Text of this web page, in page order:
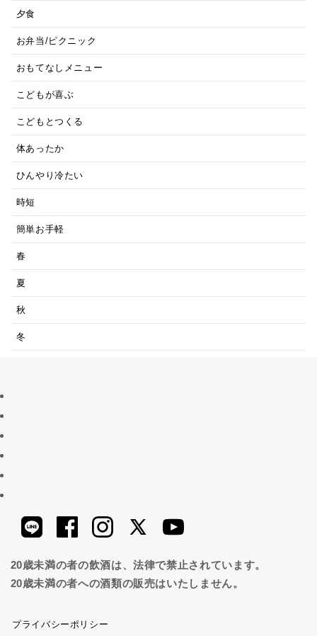
夕食
お弁当/ピクニック
おもてなしメニュー
こどもが喜ぶ
こどもとつくる
体あったか
ひんやり冷たい
時短
簡単お手軽
春
夏
秋
冬
20歳未満の者の飲酒は、法律で禁止されています。
20歳未満の者への酒類の販売はいたしません。
プライバシーポリシー